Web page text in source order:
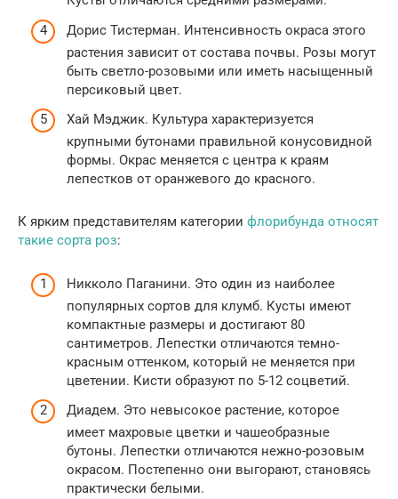
Дорис Тистерман. Интенсивность окраса этого
растения зависит от состава почвы. Розы могут
быть светло-розовыми или иметь насыщенный
персиковый цвет.
Хай Мэджик. Культура характеризуется
крупными бутонами правильной конусовидной
формы. Окрас меняется с центра к краям
лепестков от оранжевого до красного.
К ярким представителям категории флорибунда относят
такие сорта роз:
Никколо Паганини. Это один из наиболее
популярных сортов для клумб. Кусты имеют
компактные размеры и достигают 80
сантиметров. Лепестки отличаются темно-
красным оттенком, который не меняется при
цветении. Кисти образуют по 5-12 соцветий.
Диадем. Это невысокое растение, которое
имеет махровые цветки и чашеобразные
бутоны. Лепестки отличаются нежно-розовым
окрасом. Постепенно они выгорают, становясь
практически белыми.